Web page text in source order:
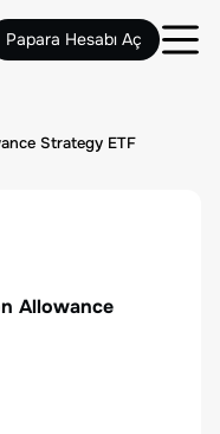
Papara Hesabı Aç
Strategy ETF
Allowance